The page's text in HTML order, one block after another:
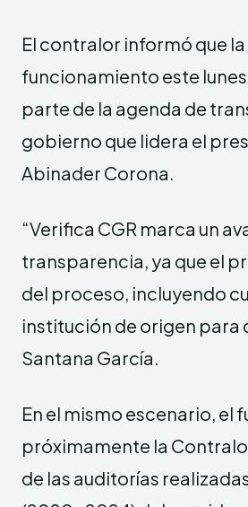
El contralor informó que
funcionamiento este
parte de la agenda de
gobierno que lidera el
Abinader Corona.
“Verifica CGR marca un
transparencia, ya que el
del proceso, incluyendo
institución de origen
Santana García.
En el mismo escenario, el
próximamente la
de las auditorías